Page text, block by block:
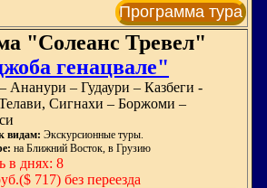
Программа тура
"Солеанс Тревел"
генацвале"
Ананури – Гудаури – Казбеги -
Сигнахи – Боржоми –
видам: Экскурсионные туры.
на Ближний Восток, в Грузию
в днях: 8
717) без переезда